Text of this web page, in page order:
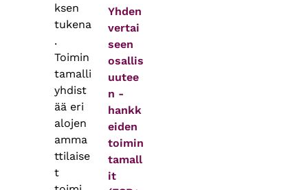
ksen
tukena
.
Toimin
tamalli
yhdist
ää eri
alojen
amma
ttilaise
t
Yhden
vertai
seen
osallis
uutee
n -
hankk
eiden
toimin
tamall
it